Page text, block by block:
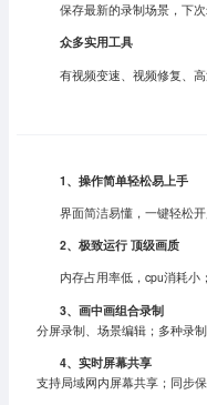
保存最新的录制场景，下次
众多实用工具
有视频变速、视频修复、高
1、操作简单轻松易上手
界面简洁易懂，一键轻松
2、 极致运行 顶级画质
内存占用率低，cpu消耗
3、 画中画组合录制
分屏录制、场景编辑；多种录
4、实时屏幕共享
支持局域网内屏幕共享；同步